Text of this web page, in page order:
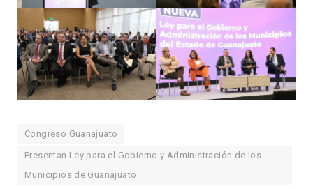
Congreso Guanajuato
Presentan Ley para el Gobierno y Administración de los
Municipios de Guanajuato